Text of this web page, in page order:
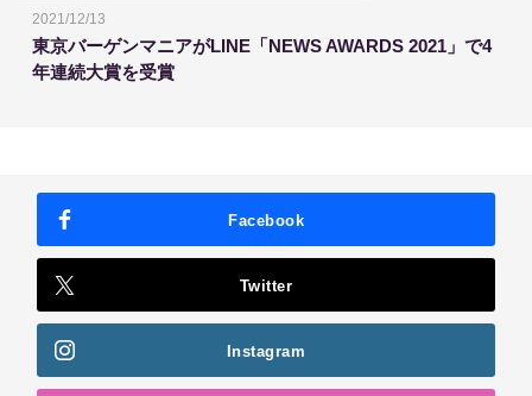
2021/12/13
東京バーゲンマニアがLINE「NEWS AWARDS 2021」で4
年連続大賞を受賞
Facebook
Twitter
Instagram